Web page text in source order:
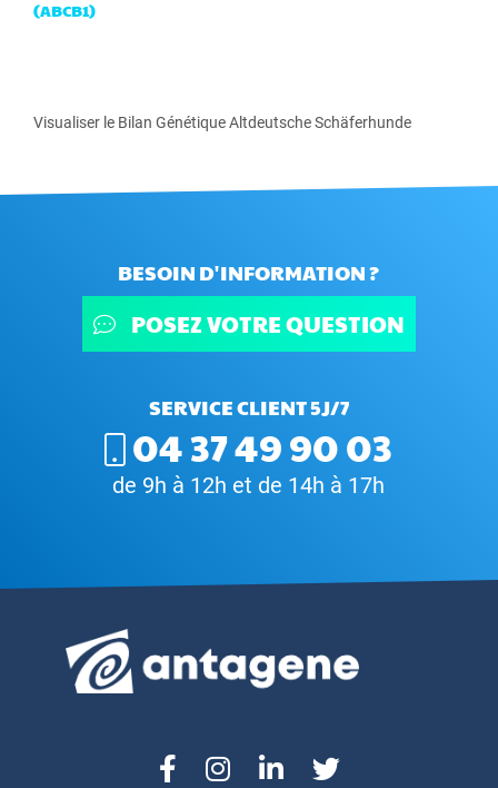
(ABCB1)
Visualiser le Bilan Génétique Altdeutsche Schäferhunde
BESOIN D'INFORMATION ?
POSEZ VOTRE QUESTION
SERVICE CLIENT 5J/7
04 37 49 90 03
de 9h à 12h et de 14h à 17h